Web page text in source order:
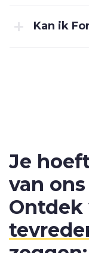
Kan ik
Je
van
Ontdek